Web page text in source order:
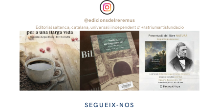
@edicionsdelreremus
Editorial saltenca, catalana, universal i independent d’ @atriumartisfundacio
SEGUEIX-NOS